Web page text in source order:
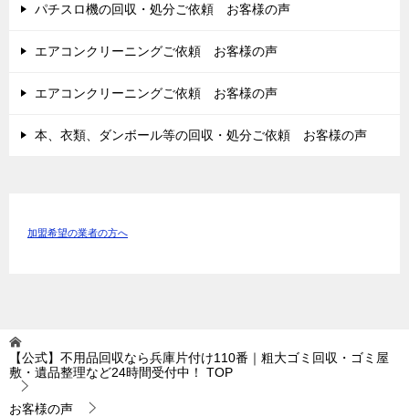
パチスロ機の回収・処分ご依頼 お客様の声
エアコンクリーニングご依頼 お客様の声
エアコンクリーニングご依頼 お客様の声
本、衣類、ダンボール等の回収・処分ご依頼 お客様の声
加盟希望の業者の方へ
【公式】不用品回収なら兵庫片付け110番｜粗大ゴミ回収・ゴミ屋
敷・遺品整理など24時間受付中！
TOP
お客様の声